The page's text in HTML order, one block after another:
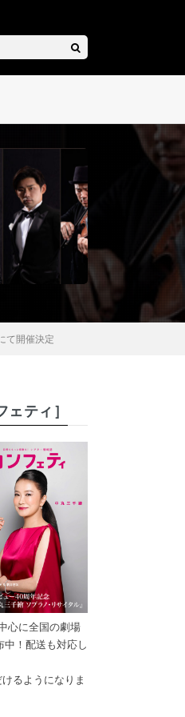
て開催決定
ティ］
心に全国の劇場
中！配送も対応し
るようになりま